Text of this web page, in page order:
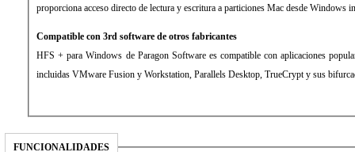
proporciona acceso directo de lectura y escritura a particiones Mac desde Windows
Compatible con 3rd software de otros fabricantes
HFS + para Windows de Paragon Software es compatible con aplicaciones
incluidas VMware Fusion y Workstation, Parallels Desktop, TrueCrypt y sus
FUNCIONALIDADES